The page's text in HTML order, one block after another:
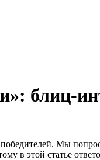
блиц-
Мы
в этой статье